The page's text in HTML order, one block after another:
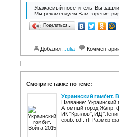
Уважаемый посетитель, Вы зашли
Мы рекомендуем Вам
Поделиться…
Добавил: Julia
Смотрите также по теме:
Украинский гамбит.
Название:
Атомный город Жанр:
ИК "Крылов", ИД
epub, pdf, rtf Размер